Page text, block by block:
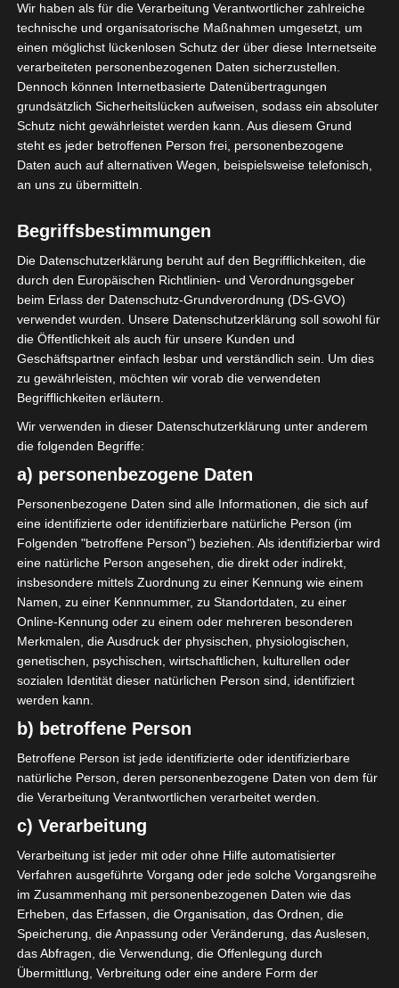
25 Feb. 2024-14:00
Meisterschaft Tunesien 2023/2024 - Playout
Abstiegsrunde | Spieltag 4
Halbzeit: 0-0
Union Sportive de
Ben Guerdane
(USBG) 0
Union Sportive de
Tataouine (UST) 0
ENDERGEBNIS
Stade du 7-Mars - Ben Guerdane
Avenir Sportif de La Marsa (ASM) – Avenir Sportif
de Soliman (ASS)
Olympique de Béjà (OB) – Étoile Sportive de Métla
oui (ESM)
Die nächsten Begegnungen
SPIELTAG 1
22 Aug. 2026
PS Sakiet Eddaïer
-
22 Aug. 2026
Stade Tunisien
- -
CS Sfax
ES Hammam Sousse
22 Aug. 2026
ES Tunis
- -
ESS Sousse
22 Aug. 2026
ES Métlaoui
- -
Club Africain
22 Aug. 2026
Wir haben als für die Verarbeitung Verantwortlicher zahlreiche
technische und organisatorische Maßnahmen umgesetzt, um
einen möglichst lückenlosen Schutz der über diese Internetseite
verarbeiteten personenbezogenen Daten sicherzustellen.
Dennoch können Internetbasierte Datenübertragungen
grundsätzlich Sicherheitslücken aufweisen, sodass ein absoluter
Schutz nicht gewährleistet werden kann. Aus diesem Grund
steht es jeder betroffenen Person frei, personenbezogene
Daten auch auf alternativen Wegen, beispielsweise telefonisch,
an uns zu übermitteln.
Begriffsbestimmungen
Die Datenschutzerklärung beruht auf den Begrifflichkeiten, die
durch den Europäischen Richtlinien- und Verordnungsgeber
beim Erlass der Datenschutz-Grundverordnung (DS-GVO)
verwendet wurden. Unsere Datenschutzerklärung soll sowohl für
die Öffentlichkeit als auch für unsere Kunden und
Geschäftspartner einfach lesbar und verständlich sein. Um dies
zu gewährleisten, möchten wir vorab die verwendeten
Begrifflichkeiten erläutern.
Wir verwenden in dieser Datenschutzerklärung unter anderem
die folgenden Begriffe:
a) personenbezogene Daten
Personenbezogene Daten sind alle Informationen, die sich auf
eine identifizierte oder identifizierbare natürliche Person (im
Folgenden "betroffene Person") beziehen. Als identifizierbar wird
eine natürliche Person angesehen, die direkt oder indirekt,
insbesondere mittels Zuordnung zu einer Kennung wie einem
Namen, zu einer Kennnummer, zu Standortdaten, zu einer
Online-Kennung oder zu einem oder mehreren besonderen
Merkmalen, die Ausdruck der physischen, physiologischen,
genetischen, psychischen, wirtschaftlichen, kulturellen oder
sozialen Identität dieser natürlichen Person sind, identifiziert
werden kann.
b) betroffene Person
Betroffene Person ist jede identifizierte oder identifizierbare
natürliche Person, deren personenbezogene Daten von dem für
die Verarbeitung Verantwortlichen verarbeitet werden.
c) Verarbeitung
Verarbeitung ist jeder mit oder ohne Hilfe automatisierter
Verfahren ausgeführte Vorgang oder jede solche Vorgangsreihe
im Zusammenhang mit personenbezogenen Daten wie das
Erheben, das Erfassen, die Organisation, das Ordnen, die
Speicherung, die Anpassung oder Veränderung, das Auslesen,
das Abfragen, die Verwendung, die Offenlegung durch
Übermittlung, Verbreitung oder eine andere Form der